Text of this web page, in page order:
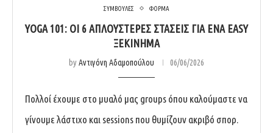
ΣΥΜΒΟΥΛΕΣ ΦΟΡΜΑ
YOGA 101: ΟΙ 6 ΑΠΛΟΎΣΤΕΡΕΣ ΣΤΆΣΕΙΣ ΓΙΑ ΈΝΑ EASY
ΞΕΚΊΝΗΜΑ
byΑντιγόνη Αδαμοπούλου 06/06/2026
Πολλοί έχουμε στο μυαλό μας groups όπου καλούμαστε να
γίνουμε λάστιχο και sessions που θυμίζουν ακριβό σπορ.